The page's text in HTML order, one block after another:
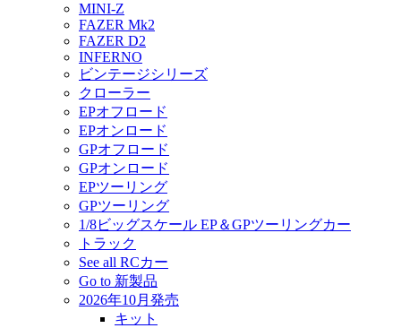
MINI-Z
FAZER Mk2
FAZER D2
INFERNO
ビンテージシリーズ
クローラー
EPオフロード
EPオンロード
GPオフロード
GPオンロード
EPツーリング
GPツーリング
1/8ビッグスケール EP＆GPツーリングカー
トラック
See all RCカー
Go to 新製品
2026年10月発売
キット